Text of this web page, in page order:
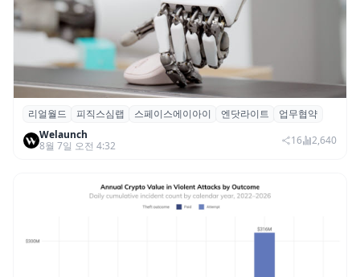
리얼월드, 로봇테크 스타트업 3곳과 손잡고
휴머노이드 표준 만든다
리얼월드 피직스심랩 스페이스에이아이 엔닷라이트
업무협약
Welaunch
8월 7일 오전 4:32
16 2,640